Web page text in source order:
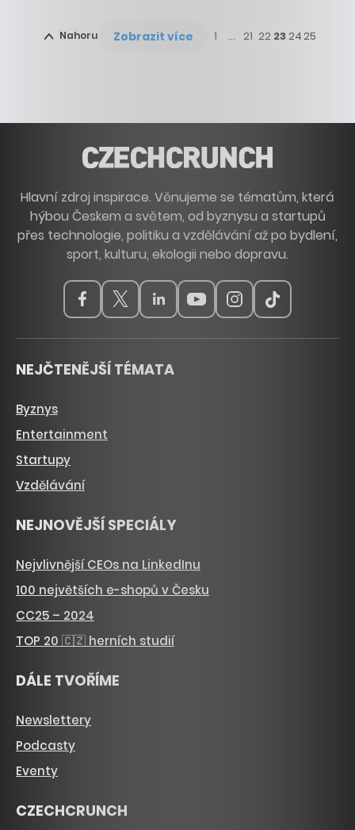
Nahoru Zobrazit více 1 … 21 22 232425
Hlavní zdroj inspirace. Věnujeme se tématům, která
hýbou Českem a světem, od byznysu a startupů
přes technologie, politiku a vzdělávání až po bydlení,
sport, kulturu, ekologii nebo dopravu.
NEJČTENĚJŠÍ TÉMATA
Byznys
Entertainment
Startupy
Vzdělávání
NEJNOVĚJŠÍ SPECIÁLY
Nejvlivnější CEOs na LinkedInu
100 největších e-shopů v Česku
CC25 – 2024
TOP 20 🇨🇿 herních studií
DÁLE TVOŘÍME
Newslettery
Podcasty
Eventy
CZECHCRUNCH